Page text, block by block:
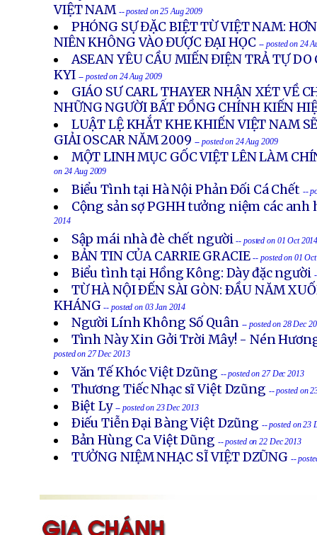
VIỆT NAM -- posted on 25 Aug 2009
PHÓNG SỰ ĐẶC BIỆT TỪ VIỆT NAM:
NIÊN KHÔNG VÀO ĐƯỢC ĐẠI HỌC -- posted on 24
ASEAN YÊU CẦU MIẾN ĐIỆN TRẢ TỰ DO
KYI -- posted on 24 Aug 2009
GIÁO SƯ CARL THAYER NHẬN XÉT VỀ
NHỮNG NGƯỜI BẤT ĐỒNG CHÍNH KIẾN
LUẬT LỆ KHẮT KHE KHIẾN VIỆT NAM
GIẢI OSCAR NĂM 2009 -- posted on 24 Aug 2009
MỘT LINH MỤC GỐC VIỆT LÊN LÀM
on 24 Aug 2009
Biểu Tình tại Hà Nội Phản Đối Cá Chết --
Cộng sản sợ PGHH tưởng niệm các
2014
Sập mái nhà đè chết người -- posted on 01 Oct
BẢN TIN CỦA CARRIE GRACIE-- posted on 01
Biểu tình tại Hồng Kông: Dày đặc người
TỪ HÀ NỘI ÐẾN SÀI GÒN: ÐẦU NĂM
KHÁNG-- posted on 03 Jan 2014
Người Lính Không Số Quân -- posted on 28 Dec
Tình Này Xin Gởi Trời Mây! - Nén
posted on 27 Dec 2013
Văn Tế Khóc Việt Dzũng -- posted on 27 Dec 2013
Thương Tiếc Nhạc sĩ Việt Dzũng -- posted on
Biệt Ly -- posted on 23 Dec 2013
Ðiếu Tiễn Ðại Bàng Việt Dzũng -- posted on 23
Bản Hùng Ca Việt Dũng -- posted on 22 Dec 2013
TƯỞNG NIỆM NHẠC SĨ VIỆT DZŨNG --